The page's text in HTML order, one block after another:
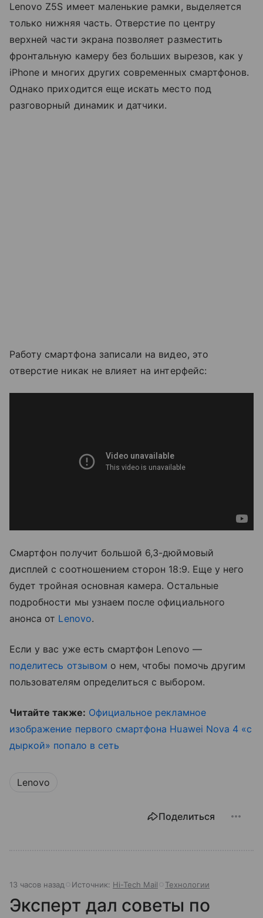
Lenovo Z5S имеет маленькие рамки, выделяется
только нижняя часть. Отверстие по центру
верхней части экрана позволяет разместить
фронтальную камеру без больших вырезов, как у
iPhone и многих других современных смартфонов.
Однако приходится еще искать место под
разговорный динамик и датчики.
Работу смартфона записали на видео, это
отверстие никак не влияет на интерфейс:
Смартфон получит большой 6,3-дюймовый
дисплей с соотношением сторон 18:9. Еще у него
будет тройная основная камера. Остальные
подробности мы узнаем после официального
анонса от Lenovo.
Если у вас уже есть смартфон Lenovo —
поделитесь отзывом о нем, чтобы помочь другим
пользователям определиться с выбором.
Читайте также: Официальное рекламное
изображение первого смартфона Huawei Nova 4 «с
дыркой» попало в сеть
Lenovo
Поделиться
13 часов назад Источник: Hi-Tech Mail Технологии
Эксперт дал советы по